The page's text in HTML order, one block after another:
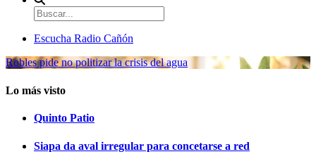
Escucha Radio Cañón
Robles pide no politizar la crisis del agua
Lo más visto
Quinto Patio
Siapa da aval irregular para concetarse a red